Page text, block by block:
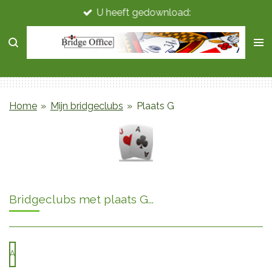
direct
naar
hoofdinhoud
U heeft gedownload:
Home » Mijn bridgeclubs » Plaats G
Bridgeclubs met plaats G...
A